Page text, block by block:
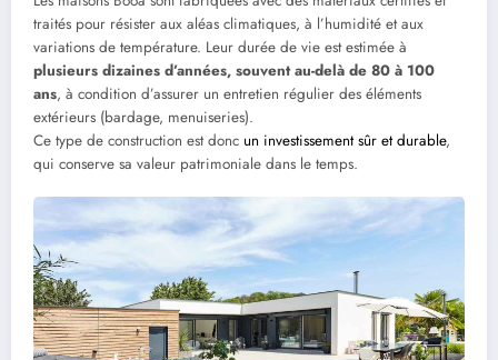
traités pour résister aux aléas climatiques, à l’humidité et aux
variations de température. Leur durée de vie est estimée à
plusieurs dizaines d’années, souvent au-delà de 80 à 100
ans, à condition d’assurer un entretien régulier des éléments
extérieurs (bardage, menuiseries).
Ce type de construction est donc un investissement sûr et durable,
qui conserve sa valeur patrimoniale dans le temps.